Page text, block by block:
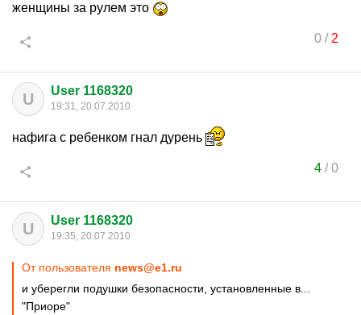
женщины за рулем это
0/ 2
U User 1168320
19:31, 20.07.2010
нафига с ребенком гнал дурень
4/0
U User 1168320
19:35, 20.07.2010
От пользователя news@e1.ru
и уберегли подушки безопасности, установленные в...
"Приоре"